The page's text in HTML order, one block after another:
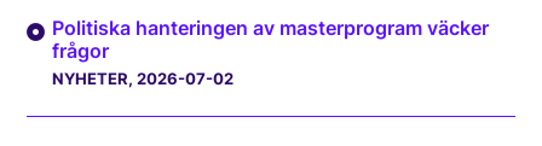
Politiska hanteringen av masterprogram väcker
frågor
NYHETER, 2026-07-02